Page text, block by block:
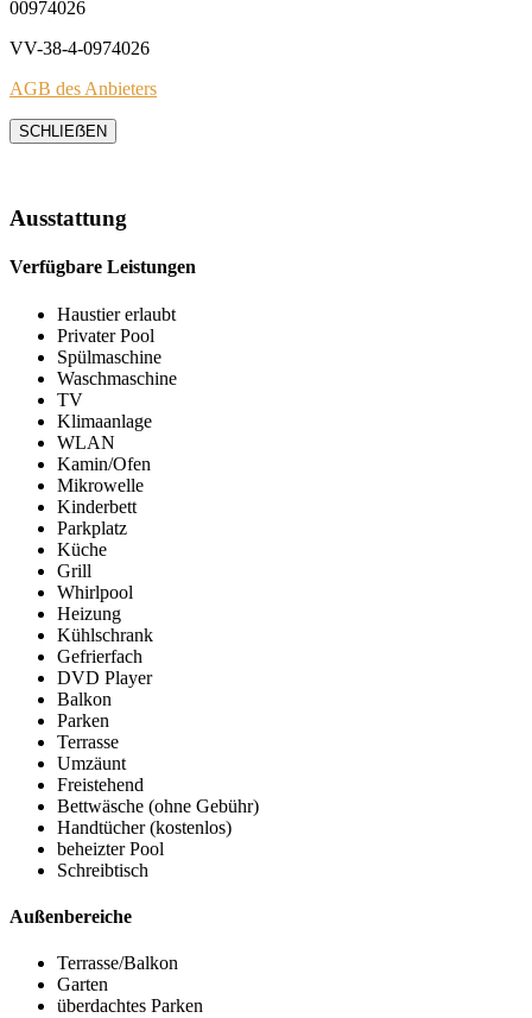
00974026
VV-38-4-0974026
AGB des Anbieters
SCHLIEẞEN
Ausstattung
Verfügbare Leistungen
Haustier erlaubt
Privater Pool
Spülmaschine
Waschmaschine
TV
Klimaanlage
WLAN
Kamin/Ofen
Mikrowelle
Kinderbett
Parkplatz
Küche
Grill
Whirlpool
Heizung
Kühlschrank
Gefrierfach
DVD Player
Balkon
Parken
Terrasse
Umzäunt
Freistehend
Bettwäsche (ohne Gebühr)
Handtücher (kostenlos)
beheizter Pool
Schreibtisch
Außenbereiche
Terrasse/Balkon
Garten
überdachtes Parken